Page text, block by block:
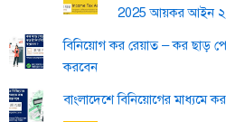
2025 আয়কর আইন
বিনিয়োগ কর রেয়াত – কর ছাড়
করবেন
বাংলাদেশে বিনিয়োগের